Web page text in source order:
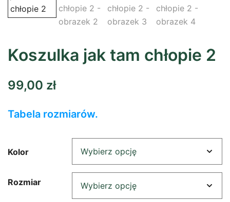
Koszulka jak tam chłopie 2
99,00 zł
Tabela rozmiarów.
Kolor
Rozmiar